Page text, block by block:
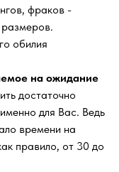
фраков -
размеров.
обилия
на ожидание
достаточно
для Вас. Ведь
времени на
правило, от 30 до